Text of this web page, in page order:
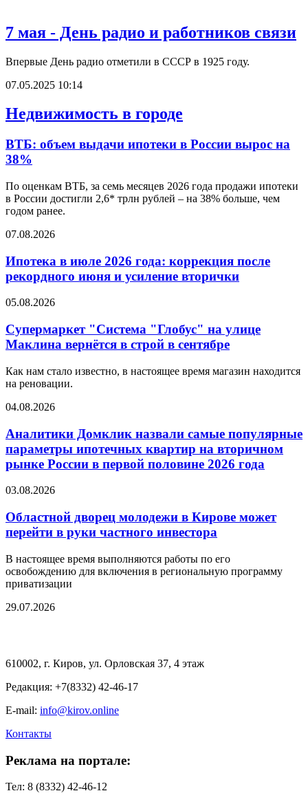
7 мая - День радио и работников связи
Впервые День радио отметили в СССР в 1925 году.
07.05.2025 10:14
Недвижимость в городе
ВТБ: объем выдачи ипотеки в России вырос на
38%
По оценкам ВТБ, за семь месяцев 2026 года продажи ипотеки
в России достигли 2,6* трлн рублей – на 38% больше, чем
годом ранее.
07.08.2026
Ипотека в июле 2026 года: коррекция после
рекордного июня и усиление вторички
05.08.2026
Супермаркет "Система "Глобус" на улице
Маклина вернётся в строй в сентябре
Как нам стало известно, в настоящее время магазин находится
на реновации.
04.08.2026
Аналитики Домклик назвали самые популярные
параметры ипотечных квартир на вторичном
рынке России в первой половине 2026 года
03.08.2026
Областной дворец молодежи в Кирове может
перейти в руки частного инвестора
В настоящее время выполняются работы по его
освобождению для включения в региональную программу
приватизации
29.07.2026
610002, г. Киров, ул. Орловская 37, 4 этаж
Редакция: +7(8332) 42-46-17
E-mail: info@kirov.online
Контакты
Реклама на портале:
Тел: 8 (8332) 42-46-12